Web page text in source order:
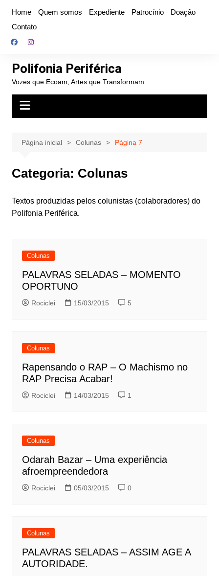
conteúdo
Home Quem somos Expediente Patrocínio
Doação
Contato
Polifonia Periférica
Vozes que Ecoam, Artes que Transformam
Página inicial Colunas Página 7
Categoria: Colunas
Textos produzidas pelos colunistas (colaboradores) do
Polifonia Periférica.
Colunas
PALAVRAS SELADAS – MOMENTO
OPORTUNO
Rociclei 15/03/2015 5
Colunas
Rapensando o RAP – O Machismo no
RAP Precisa Acabar!
Rociclei 14/03/2015 1
Colunas
Odarah Bazar – Uma experiência
afroempreendedora
Rociclei 05/03/2015 0
Colunas
PALAVRAS SELADAS – ASSIM AGE A
AUTORIDADE.